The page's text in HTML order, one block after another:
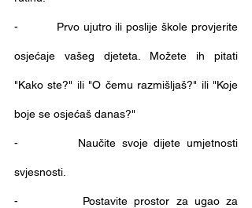
-          Prvo ujutro ili poslije škole provjerite
osjećaje vašeg djeteta. Možete ih pitati
"Kako ste?" ili "O čemu razmišljaš?" ili "Koje
boje se osjećaš danas?"
-          Naučite svoje dijete umjetnosti
svjesnosti.
-          Postavite prostor za ugao za